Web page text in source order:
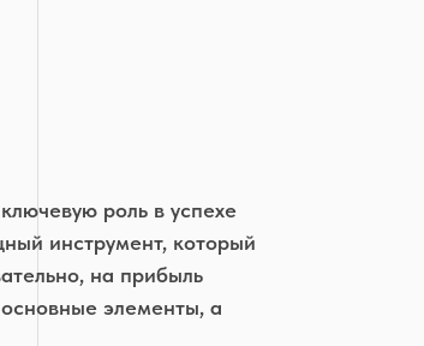
роль в успехе
инструмент, который
на прибыль
элементы, а